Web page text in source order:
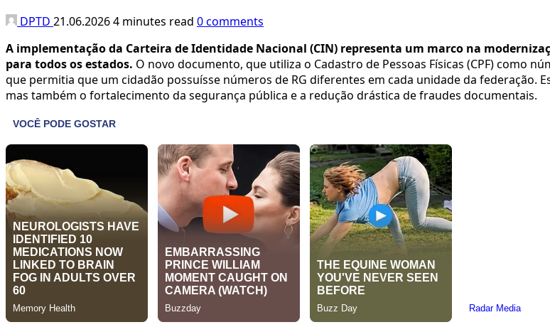
DPTD 21.06.20264 minutes read 0 comments
A implementação da Carteira de Identidade Nacional (CIN) representa um marco na
para todos os estados. O novo documento, que utiliza o Cadastro de Pessoas Físicas (CPF) como
que permitia que um cidadão possuísse números de RG diferentes em cada unidade da federação.
mas também o fortalecimento da segurança pública e a redução drástica de fraudes documentais.